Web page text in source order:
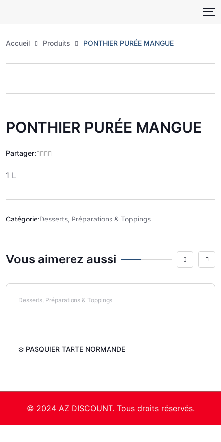
Accueil Produits PONTHIER PURÉE MANGUE
PONTHIER PURÉE MANGUE
Partager:
1 L
Catégorie:Desserts, Préparations & Toppings
Vous aimerez aussi
Desserts, Préparations & Toppings
❄️ PASQUIER TARTE NORMANDE
© 2024 AZ DISCOUNT. Tous droits réservés.